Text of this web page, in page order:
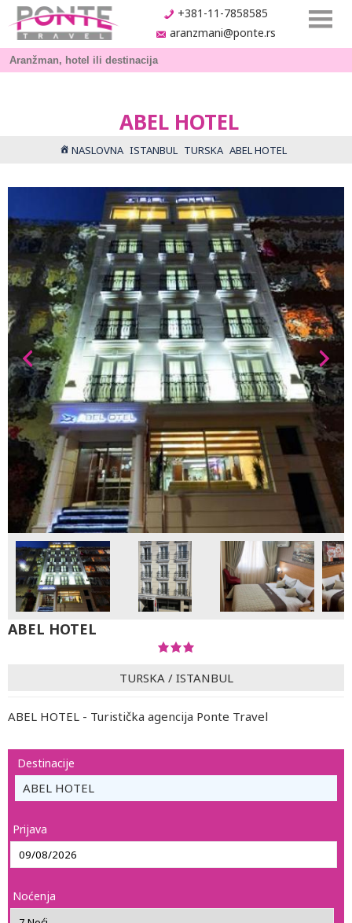
+381-11-7858585
aranzmani@ponte.rs
ABEL HOTEL
NASLOVNA ISTANBUL TURSKA ABEL HOTEL
ABEL HOTEL
TURSKA / ISTANBUL
ABEL HOTEL - Turistička agencija Ponte Travel
Destinacije
ABEL HOTEL
Prijava
Noćenja